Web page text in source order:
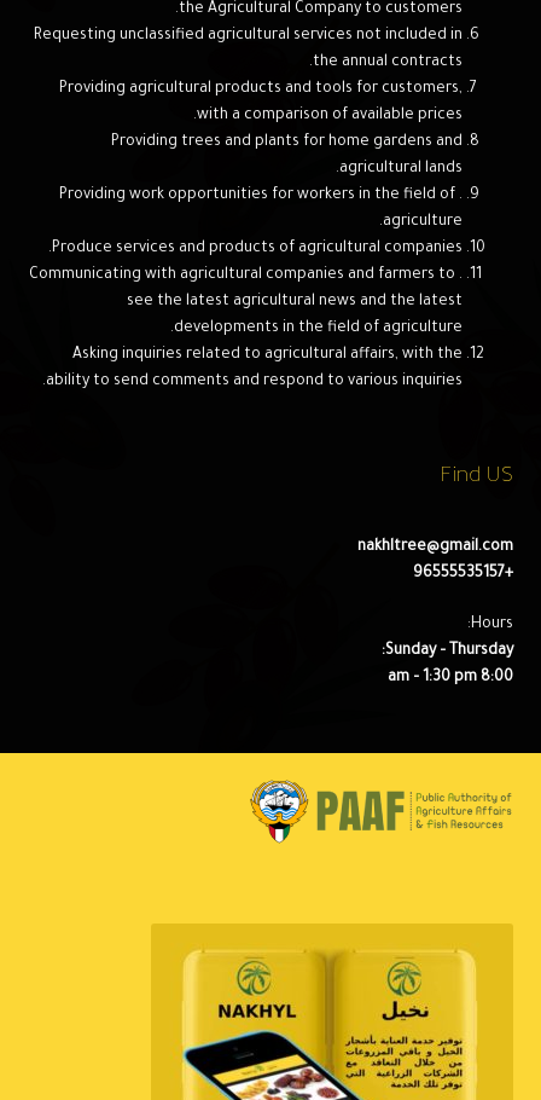
the Agricultural Company to customers.
Requesting unclassified agricultural services not included in
the annual contracts.
Providing agricultural products and tools for customers,
with a comparison of available prices.
Providing trees and plants for home gardens and
agricultural lands.
. Providing work opportunities for workers in the field of
agriculture.
Produce services and products of agricultural companies.
. Communicating with agricultural companies and farmers to
see the latest agricultural news and the latest
developments in the field of agriculture.
Asking inquiries related to agricultural affairs, with the
ability to send comments and respond to various inquiries.
Find US
nakhltree@gmail.com
+96555535157
Hours:
Sunday – Thursday:
8:00 am – 1:30 pm